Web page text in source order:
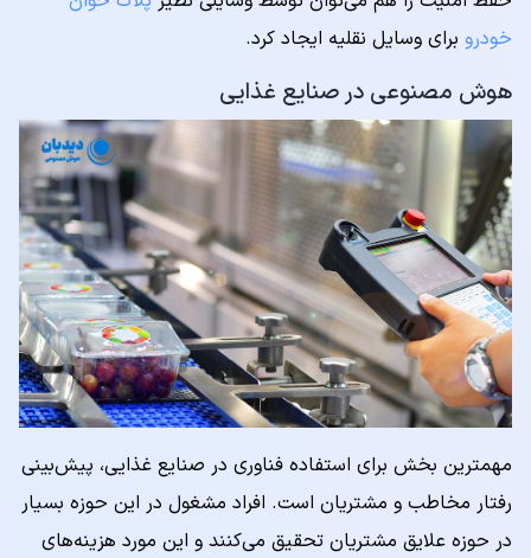
خودرو برای وسایل نقلیه ایجاد کرد.
هوش مصنوعی در صنایع غذایی
مهمترین بخش برای استفاده فناوری در صنایع غذایی، پیش‌بینی
رفتار مخاطب و مشتریان است. افراد مشغول در این حوزه بسیار
در حوزه علایق مشتریان تحقیق می‌کنند و این مورد هزینه‌های